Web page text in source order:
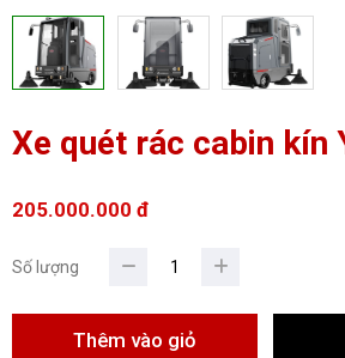
Xe quét rác cabin kín
205.000.000 đ
Số lượng